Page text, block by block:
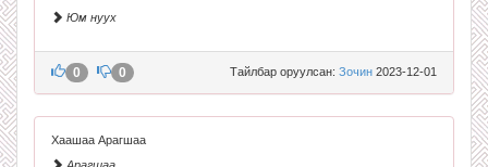
Юм нуух
Тайлбар оруулсан: Зочин 2023-12-01
0 0
Хаашаа Арагшаа